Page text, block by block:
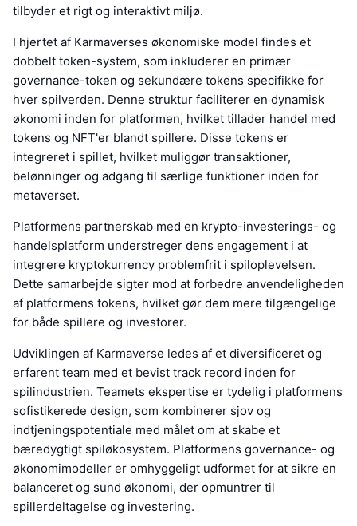
tilbyder et rigt og interaktivt miljø.
I hjertet af Karmaverses økonomiske model findes et
dobbelt token-system, som inkluderer en primær
governance-token og sekundære tokens specifikke for
hver spilverden. Denne struktur faciliterer en dynamisk
økonomi inden for platformen, hvilket tillader handel med
tokens og NFT'er blandt spillere. Disse tokens er
integreret i spillet, hvilket muliggør transaktioner,
belønninger og adgang til særlige funktioner inden for
metaverset.
Platformens partnerskab med en krypto-investerings- og
handelsplatform understreger dens engagement i at
integrere kryptokurrency problemfrit i spiloplevelsen.
Dette samarbejde sigter mod at forbedre anvendeligheden
af platformens tokens, hvilket gør dem mere tilgængelige
for både spillere og investorer.
Udviklingen af Karmaverse ledes af et diversificeret og
erfarent team med et bevist track record inden for
spilindustrien. Teamets ekspertise er tydelig i platformens
sofistikerede design, som kombinerer sjov og
indtjeningspotentiale med målet om at skabe et
bæredygtigt spiløkosystem. Platformens governance- og
økonomimodeller er omhyggeligt udformet for at sikre en
balanceret og sund økonomi, der opmuntrer til
spillerdeltagelse og investering.